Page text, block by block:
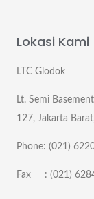
Lokasi Kami
LTC Glodok
Lt. Semi
127, Jakarta
Phone: (021)
Fax : (021)